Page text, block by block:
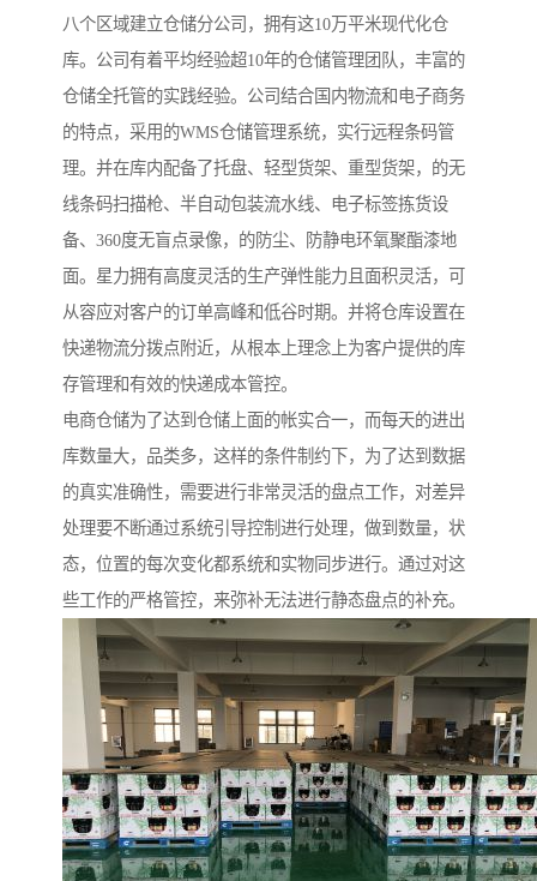
八个区域建立仓储分公司，拥有这10万平米现代化仓
库。公司有着平均经验超10年的仓储管理团队，丰富的
仓储全托管的实践经验。公司结合国内物流和电子商务
的特点，采用的WMS仓储管理系统，实行远程条码管
理。并在库内配备了托盘、轻型货架、重型货架，的无
线条码扫描枪、半自动包装流水线、电子标签拣货设
备、360度无盲点录像，的防尘、防静电环氧聚酯漆地
面。星力拥有高度灵活的生产弹性能力且面积灵活，可
从容应对客户的订单高峰和低谷时期。并将仓库设置在
快递物流分拨点附近，从根本上理念上为客户提供的库
存管理和有效的快递成本管控。
电商仓储为了达到仓储上面的帐实合一，而每天的进出
库数量大，品类多，这样的条件制约下，为了达到数据
的真实准确性，需要进行非常灵活的盘点工作，对差异
处理要不断通过系统引导控制进行处理，做到数量，状
态，位置的每次变化都系统和实物同步进行。通过对这
些工作的严格管控，来弥补无法进行静态盘点的补充。